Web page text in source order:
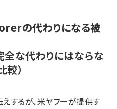
の代わりになる被
全な代わりにはならな
較）
えするが、米ヤフーが提供す